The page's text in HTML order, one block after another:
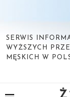
SERWIS
WYŻSZYCH
MĘSKICH W